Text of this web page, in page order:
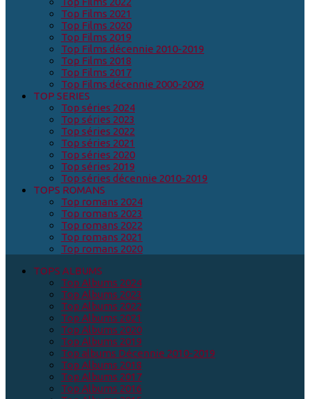
Top Films 2021
Top Films 2020
Top Films 2019
Top Films décennie 2010-2019
Top Films 2018
Top Films 2017
Top Films décennie 2000-2009
TOP SERIES
Top séries 2024
Top séries 2023
Top séries 2022
Top séries 2021
Top séries 2020
Top séries 2019
Top séries décennie 2010-2019
TOPS ROMANS
Top romans 2024
Top romans 2023
Top romans 2022
Top romans 2021
Top romans 2020
TOPS ALBUMS
Top Albums 2024
Top Albums 2023
Top Albums 2022
Top Albums 2021
Top Albums 2020
Top Albums 2019
Top albums Décennie 2010-2019
Top Albums 2018
Top Albums 2017
Top Albums 2016